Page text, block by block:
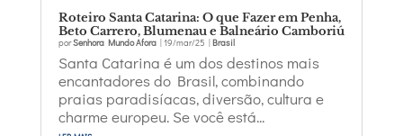
Roteiro Santa Catarina: O que Fazer em Penha,
Beto Carrero, Blumenau e Balneário Camboriú
porSenhora Mundo Afora| 19/mar/25 Brasil
Santa Catarina é um dos destinos mais
encantadores do Brasil, combinando
praias paradisíacas, diversão, cultura e
charme europeu. Se você está...